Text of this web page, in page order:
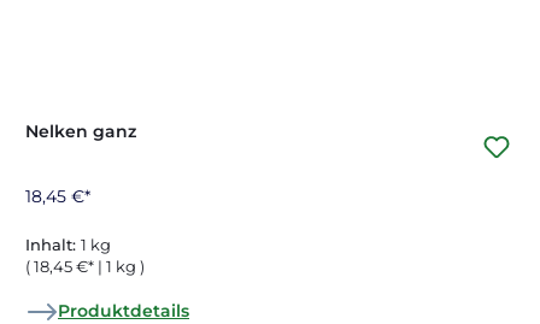
Nelken ganz
18,45 €*
Inhalt: 1 kg
( 18,45 €* | 1 kg )
Produktdetails